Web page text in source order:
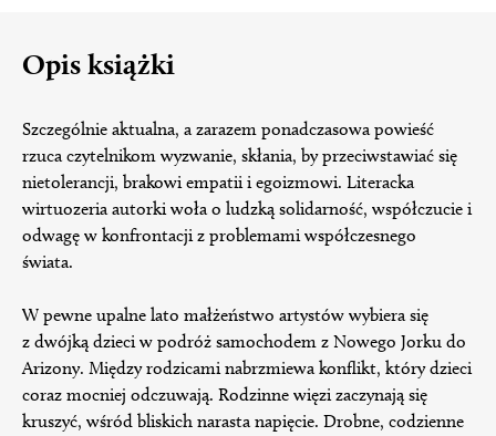
Opis książki
Szczególnie aktualna, a zarazem ponadczasowa powieść
rzuca czytelnikom wyzwanie, skłania, by przeciwstawiać się
nietolerancji, brakowi empatii i egoizmowi. Literacka
wirtuozeria autorki woła o ludzką solidarność, współczucie i
odwagę w konfrontacji z problemami współczesnego
świata.
W pewne upalne lato małżeństwo artystów wybiera się
z dwójką dzieci w podróż samochodem z Nowego Jorku do
Arizony. Między rodzicami nabrzmiewa konflikt, który dzieci
coraz mocniej odczuwają. Rodzinne więzi zaczynają się
kruszyć, wśród bliskich narasta napięcie. Drobne, codzienne